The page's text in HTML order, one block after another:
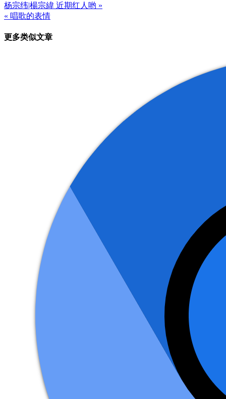
文
章
导
杨宗纬|楊宗緯 近期红人哟 »
« 唱歌的表情
更多类似文章